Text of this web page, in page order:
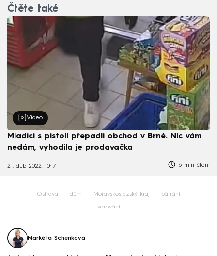
Čtěte také
Video
Mladíci s pistolí přepadli obchod v Brně. Nic vám
nedám, vyhodila je prodavačka
21. dub 2022, 10:17 6 min čtení
Ostrava dům Moravskoslezský kraj pátrání
varování
Markéta Schenková